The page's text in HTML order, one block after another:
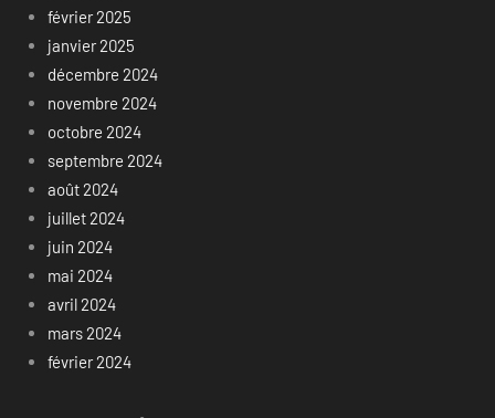
février 2025
janvier 2025
décembre 2024
novembre 2024
octobre 2024
septembre 2024
août 2024
juillet 2024
juin 2024
mai 2024
avril 2024
mars 2024
février 2024